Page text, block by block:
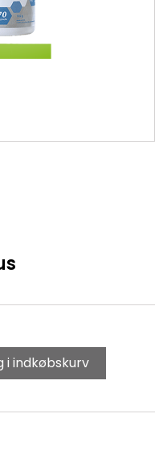
i indkøbskurv